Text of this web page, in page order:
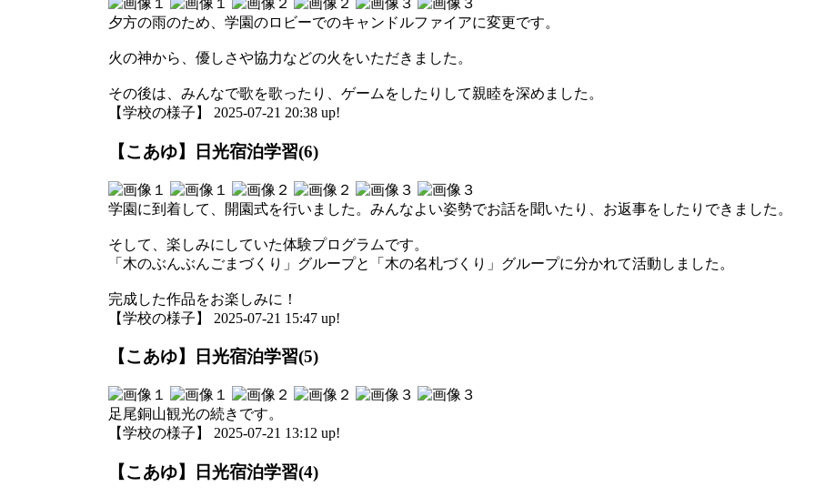
夕方の雨のため、学園のロビーでのキャンドルファイアに変更です。
火の神から、優しさや協力などの火をいただきました。
その後は、みんなで歌を歌ったり、ゲームをしたりして親睦を深めました。
【学校の様子】 2025-07-21 20:38 up!
【こあゆ】日光宿泊学習(6)
学園に到着して、開園式を行いました。みんなよい姿勢でお話を聞いたり、お返事をしたりできました。
そして、楽しみにしていた体験プログラムです。
「木のぶんぶんごまづくり」グループと「木の名札づくり」グループに分かれて活動しました。
完成した作品をお楽しみに！
【学校の様子】 2025-07-21 15:47 up!
【こあゆ】日光宿泊学習(5)
足尾銅山観光の続きです。
【学校の様子】 2025-07-21 13:12 up!
【こあゆ】日光宿泊学習(4)